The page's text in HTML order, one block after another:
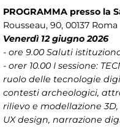
PROGRAMMA presso la
Rousseau, 90, 00137 Roma
Venerdì 12 giugno 2026
- ore 9.00 Saluti
- orer 10.00 I sessione:
ruolo delle tecnologie
contesti archeologici,
rilievo e modellazione
UX design, narrazione